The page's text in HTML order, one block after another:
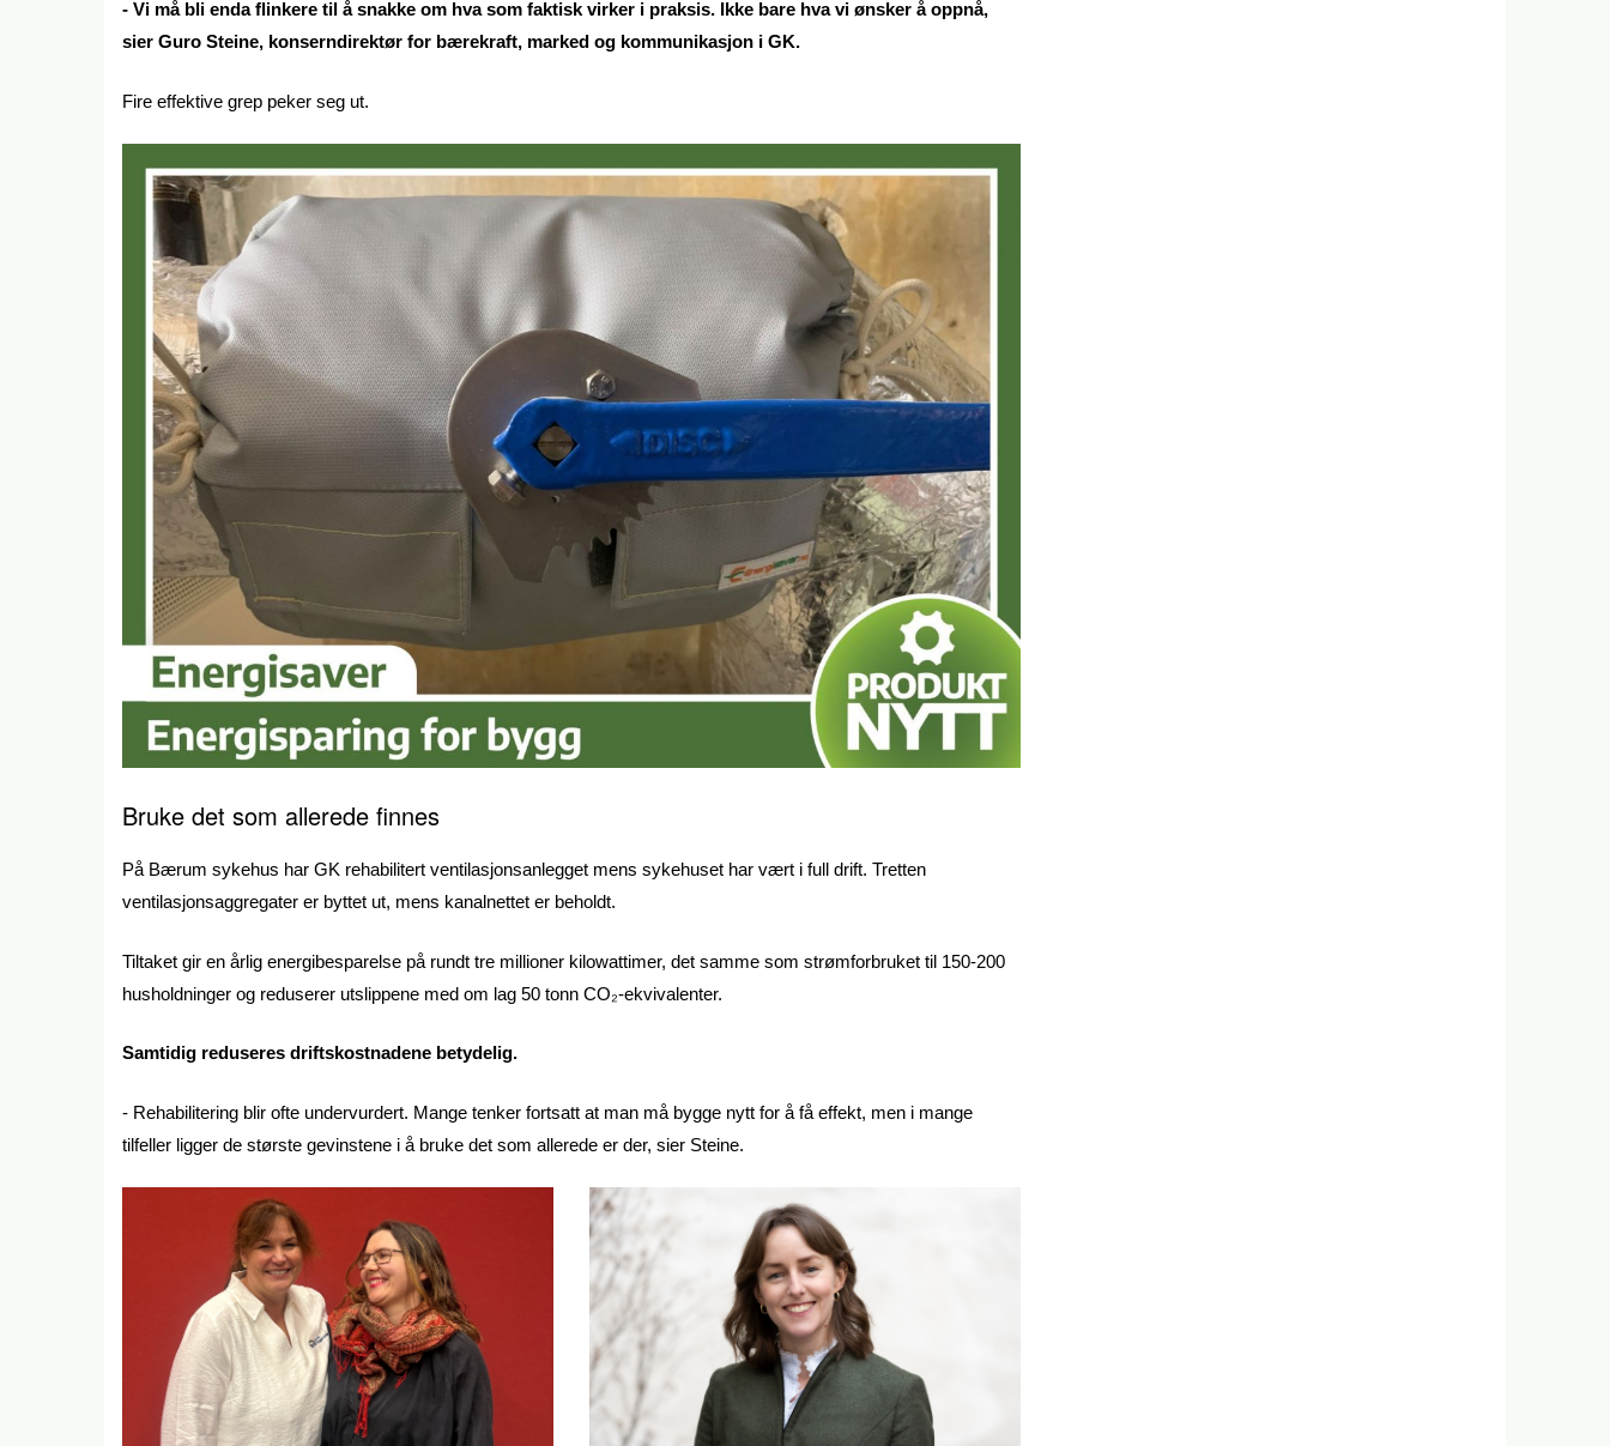
- Vi må bli enda flinkere til å snakke om hva som faktisk virker i praksis. Ikke bare hva vi ønsker å oppnå,
sier Guro Steine, konserndirektør for bærekraft, marked og kommunikasjon i GK.
Fire effektive grep peker seg ut.
Bruke det som allerede finnes
På Bærum sykehus har GK rehabilitert ventilasjonsanlegget mens sykehuset har vært i full drift. Tretten
ventilasjonsaggregater er byttet ut, mens kanalnettet er beholdt.
Tiltaket gir en årlig energibesparelse på rundt tre millioner kilowattimer, det samme som strømforbruket til 150-200
husholdninger og reduserer utslippene med om lag 50 tonn CO₂-ekvivalenter.
Samtidig reduseres driftskostnadene betydelig.
- Rehabilitering blir ofte undervurdert. Mange tenker fortsatt at man må bygge nytt for å få effekt, men i mange
tilfeller ligger de største gevinstene i å bruke det som allerede er der, sier Steine.